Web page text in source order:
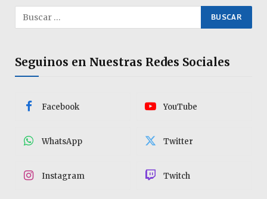
Seguinos en Nuestras Redes Sociales
Facebook YouTube
WhatsApp Twitter
Instagram Twitch